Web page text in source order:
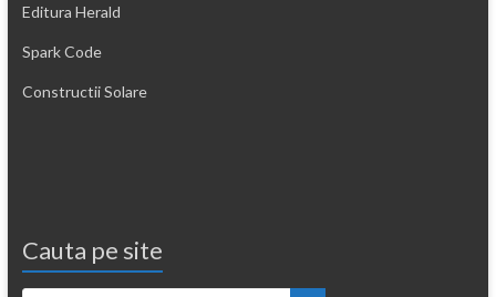
Editura Herald
Spark Code
Constructii Solare
Cauta pe site